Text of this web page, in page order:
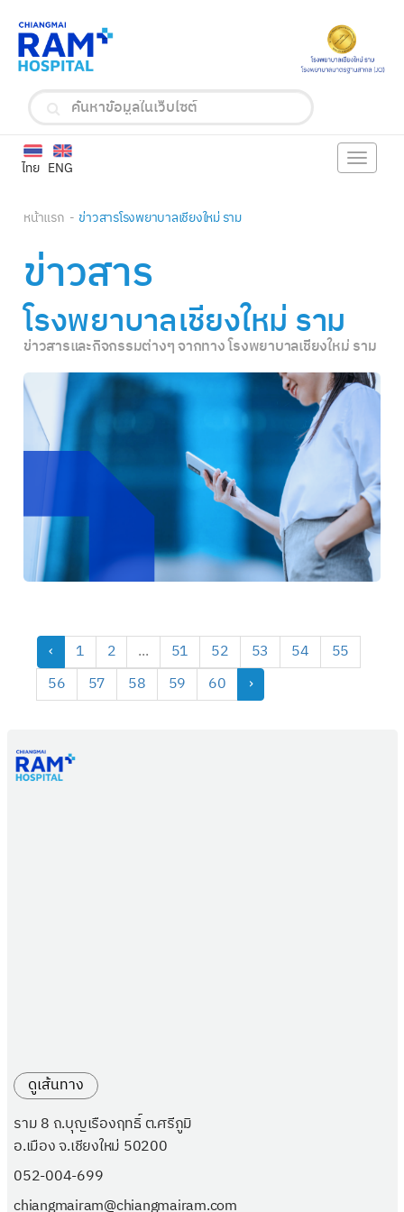
ENG
ไทย Toggle
หน้าแรก ข่าวสารโรงพยาบาลเชียงใหม่ ราม
ข่าวสาร
โรงพยาบาลเชียงใหม่ ราม
ข่าวสารและกิจกรรมต่างๆ จากทาง โรงพยาบาลเชียงใหม่ ราม
‹ 1 2 ... 51 52 53 54
55
56
57 58 59 60 ›
ดูเส้นทาง
ราม 8 ถ.บุญเรืองฤทธิ์ ต.ศรีภูมิ
อ.เมือง จ.เชียงใหม่ 50200
052-004-699
chiangmairam@chiangmairam.com